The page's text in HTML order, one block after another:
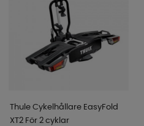
Thule Cykelhållare EasyFold
XT2 För 2 cyklar